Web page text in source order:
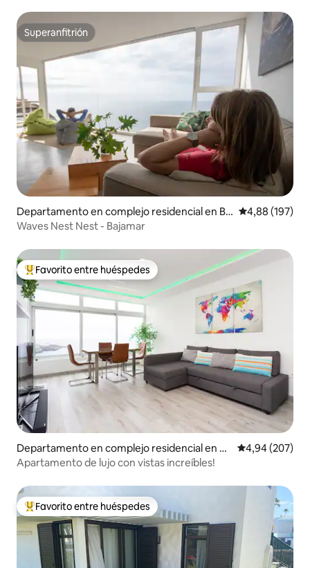
Superanfitrión
Superanfitrión
Departamento en complejo residencial en Baj
amar
Calificación
4,88 (197)
Waves Nest Nest - Bajamar
Favorito entre los huéspedes más destacados
Favorito entre huéspedes
Departamento en complejo residencial en C
allao Salvaje
Calificación
4,94 (207)
Apartamento de lujo con vistas increíbles!
Favorito entre los huéspedes más destacados
Favorito entre huéspedes